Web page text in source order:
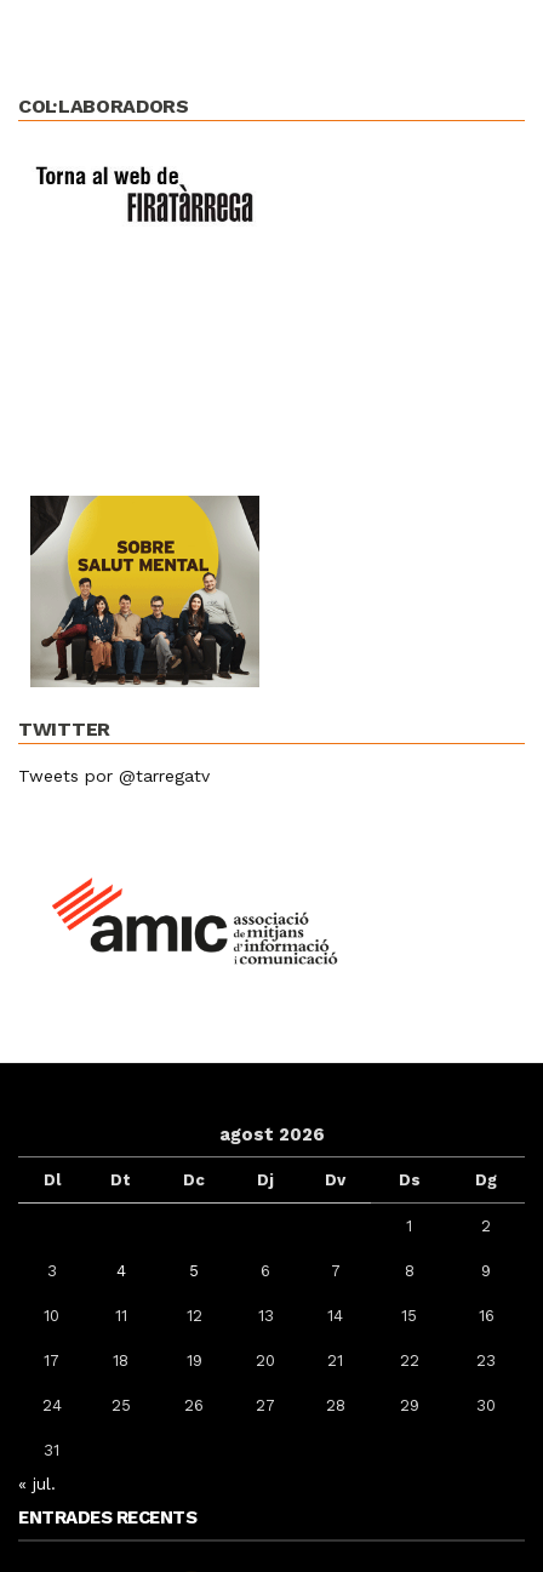
COL·LABORADORS
TWITTER
Tweets por @tarregatv
agost 2026
Dl Dt Dc Dj Dv Ds Dg
1 2
3 4 5 6 7 8 9
10 11 12 13 14 15 16
17 18 19 20 21 22 23
24 25 26 27 28 29 30
31
« jul.
ENTRADES RECENTS